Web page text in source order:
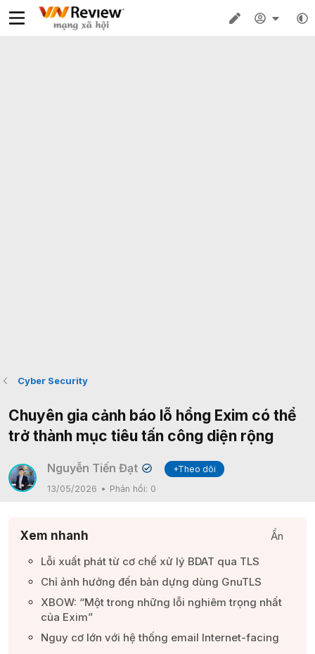
Cyber Security
Chuyên gia cảnh báo lỗ hổng Exim có thể
trở thành mục tiêu tấn công diện rộng
Nguyễn Tiến Đạt ✔
+Theo dõi
13/05/2026
Phản hồi: 0
Xem nhanh
Ẩn
Lỗi xuất phát từ cơ chế xử lý BDAT qua TLS​
Chỉ ảnh hưởng đến bản dựng dùng GnuTLS​
XBOW: “Một trong những lỗi nghiêm trọng nhất
của Exim”​
Nguy cơ lớn với hệ thống email Internet-facing​